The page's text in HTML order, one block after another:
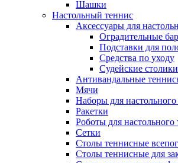
Шашки
Настольный теннис
Аксессуары для
Оградительные
Подставки для
Средства по уходу
Судейские столики
Антивандальные
Мячи
Наборы для настольного
Ракетки
Роботы для настольного
Сетки
Столы теннисные
Столы теннисные для